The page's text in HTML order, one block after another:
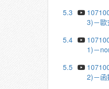
5.3
3)－歐
5.4
1)－
5.5
2)－函